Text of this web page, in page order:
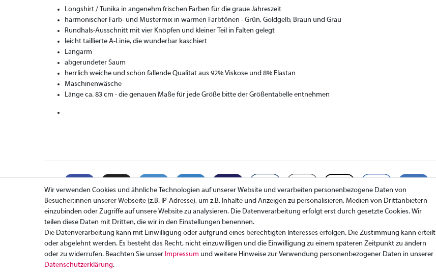
Longshirt / Tunika in angenehm frischen Farben für die graue Jahreszeit
harmonischer Farb- und Mustermix in warmen Farbtönen - Grün, Goldgelb, Braun und Grau
Rundhals-Ausschnitt mit vier Knöpfen und kleiner Teil in Falten gelegt
leicht taillierte A-Linie, die wunderbar kaschiert
Langarm
abgerundeter Saum
herrlich weiche und schön fallende Qualität aus 92% Viskose und 8% Elastan
Maschinenwäsche
Länge ca. 83 cm - die genauen Maße für jede Größe bitte der Größentabelle entnehmen
Zahlung
Versand
Rücksendung
Datenschutzerklärung
AGB
Wir verwenden Cookies und ähnliche Technologien auf unserer Website und verarbeiten personenbezogene Daten von
Besucher:innen unserer Webseite (z.B. IP-Adresse), um z.B. Inhalte und Anzeigen zu personalisieren, Medien von Drittanbietern
einzubinden oder Zugriffe auf unsere Website zu analysieren. Die Datenverarbeitung erfolgt erst durch gesetzte Cookies. Wir
teilen diese Daten mit Dritten, die wir in den Einstellungen benennen.
Die Datenverarbeitung kann mit Einwilligung oder aufgrund eines berechtigten Interesses erfolgen. Die Zustimmung kann erteilt
oder abgelehnt werden. Es besteht das Recht, nicht einzuwilligen und die Einwilligung zu einem späteren Zeitpunkt zu ändern
oder zu widerrufen. Beachten Sie unser Impressum und weitere Hinweise zur Verwendung personenbezogener Daten in unserer
Daten­schutz­erklärung.